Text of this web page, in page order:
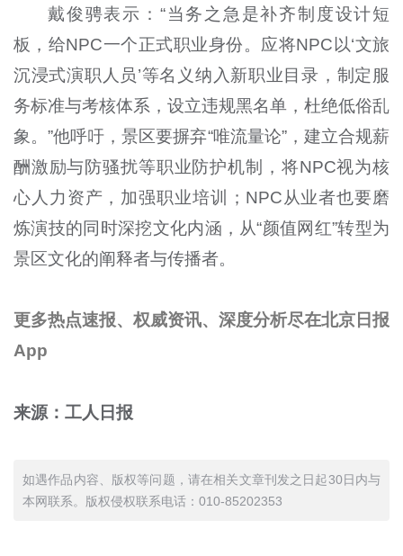
戴俊骋表示：“当务之急是补齐制度设计短
板，给NPC一个正式职业身份。应将NPC以‘文旅
沉浸式演职人员’等名义纳入新职业目录，制定服
务标准与考核体系，设立违规黑名单，杜绝低俗乱
象。”他呼吁，景区要摒弃“唯流量论”，建立合规薪
酬激励与防骚扰等职业防护机制，将NPC视为核
心人力资产，加强职业培训；NPC从业者也要磨
炼演技的同时深挖文化内涵，从“颜值网红”转型为
景区文化的阐释者与传播者。
更多热点速报、权威资讯、深度分析尽在北京日报
App
来源：工人日报
如遇作品内容、版权等问题，请在相关文章刊发之日起30日内与
本网联系。版权侵权联系电话：010-85202353